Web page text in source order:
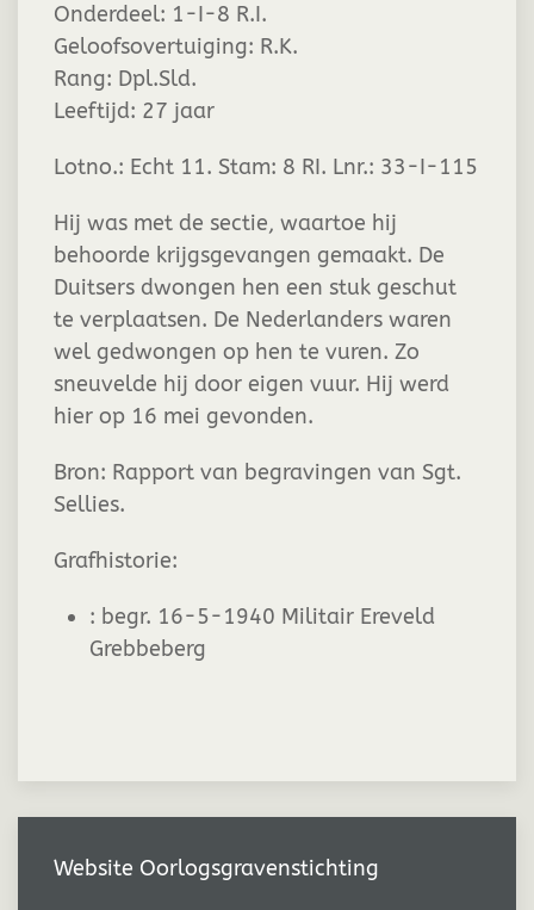
Onderdeel: 1-I-8 R.I.
Geloofsovertuiging: R.K.
Rang: Dpl.Sld.
Leeftijd: 27 jaar
Lotno.: Echt 11. Stam: 8 RI. Lnr.: 33-I-115
Hij was met de sectie, waartoe hij
behoorde krijgsgevangen gemaakt. De
Duitsers dwongen hen een stuk geschut
te verplaatsen. De Nederlanders waren
wel gedwongen op hen te vuren. Zo
sneuvelde hij door eigen vuur. Hij werd
hier op 16 mei gevonden.
Bron: Rapport van begravingen van Sgt.
Sellies.
Grafhistorie:
: begr. 16-5-1940 Militair Ereveld
Grebbeberg
Website Oorlogsgravenstichting